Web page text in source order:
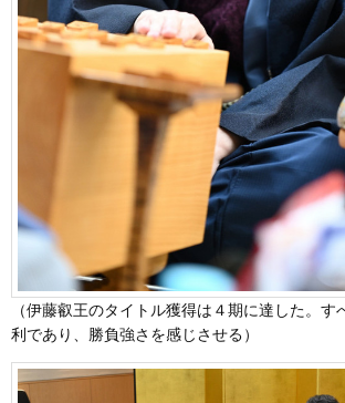
（伊藤叡王のタイトル獲得は４期に達した。す
利であり、勝負強さを感じさせる）